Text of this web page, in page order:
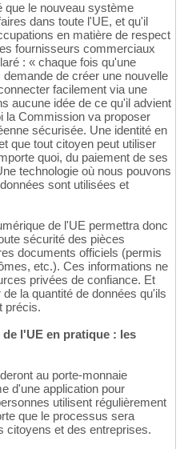
que le nouveau système
dans toute l'UE, et qu'il
en matière de respect
fournisseurs commerciaux
: « chaque fois qu'une
de créer une nouvelle
facilement via une
aucune idée de ce qu'il advient
la Commission va proposer
sécurisée. Une identité en
que tout citoyen peut utiliser
quoi, du paiement de ses
technologie où nous pouvons
sont utilisées et
de l'UE permettra donc
sécurité des pièces
documents officiels (permis
etc.). Ces informations ne
privées de confiance. Et
la quantité de données qu'ils
précis.
l'UE en pratique : les
au porte-monnaie
d'une application pour
utilisent régulièrement
que le processus sera
citoyens et des entreprises.